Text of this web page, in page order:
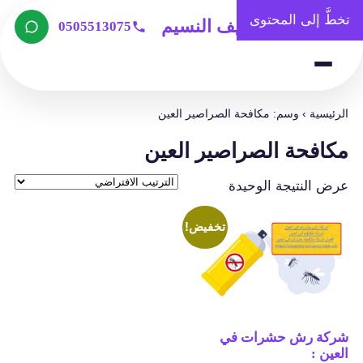
تخطَّ إلى المحتوى
شركة تنظيف النسيم 0505513075
الرئيسية ›وسم: مكافحة الصراصير العين
مكافحة الصراصير العين
عرض النتيجة الوحيدة
تخفيض!
شركة رش حشرات في
العين :